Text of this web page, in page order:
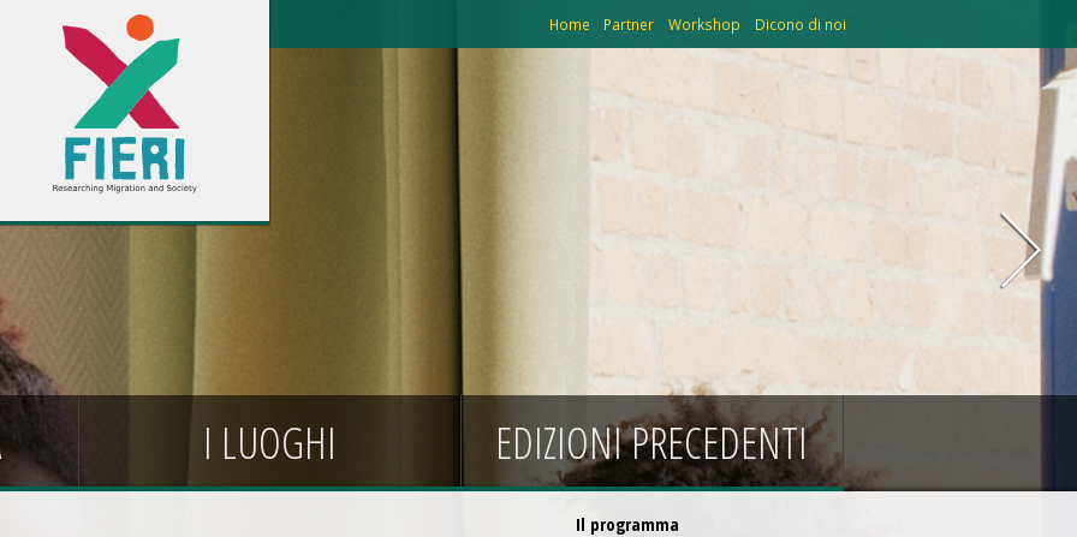
Home Partner Workshop Dicono di noi
I LUOGHI EDIZIONI PRECEDENTI
Il programma